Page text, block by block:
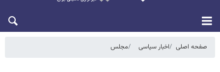
صفحه اصلی اخبار سیاسی مجلس